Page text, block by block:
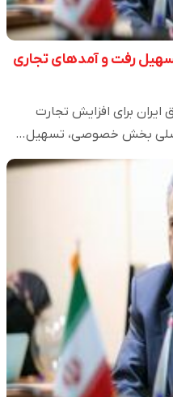
رفت و آمدهای تجاری
ایران برای افزایش تجارت
اصلی بخش خصوصی، تسهیل…